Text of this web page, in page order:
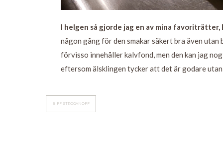
I helgen så gjorde jag en av mina
någon gång för den smakar säkert bra även utan
förvisso innehåller kalvfond, men den kan jag
eftersom älsklingen tycker att det är godare
BIFF STROGANOFF